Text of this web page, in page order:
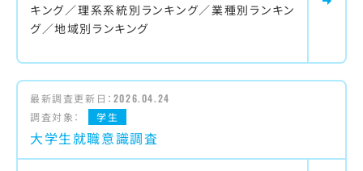
キング／理系系統別ランキング／業種別ランキン
グ／地域別ランキング
最新調査更新日： 2026.04.24
調査対象：
学生
大学生就職意識調査